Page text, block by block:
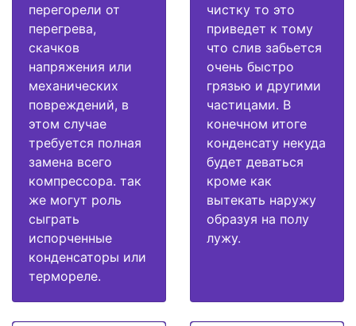
перегорели от
перегрева,
скачков
напряжения или
механических
повреждений, в
этом случае
требуется полная
замена всего
компрессора. так
же могут роль
сыграть
испорченные
конденсаторы или
термореле.
чистку то это
приведет к тому
что слив забьется
очень быстро
грязью и другими
частицами. В
конечном итоге
конденсату некуда
будет деваться
кроме как
вытекать наружу
образуя на полу
лужу.